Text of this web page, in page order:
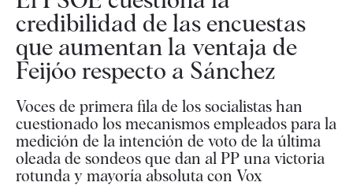
credibilidad de las encuestas
que aumentan la ventaja de
Feijóo respecto a Sánchez
Voces de primera fila de los socialistas han
cuestionado los mecanismos empleados para la
medición de la intención de voto de la última
oleada de sondeos que dan al PP una victoria
rotunda y mayoría absoluta con Vox